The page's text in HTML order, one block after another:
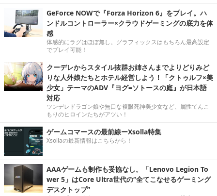
GeForce NOWで『Forza Horizon 6』をプレイ。ハ
ンドルコントローラー×クラウドゲーミングの底力を体
感
体感的にラグはほぼ無し。グラフィックスはもちろん最高設定
でプレイ可能！
クーデレからスタイル抜群お姉さんまでよりどりみど
りな人外娘たちとホテル経営しよう！「クトゥルフ×美
少女」テーマのADV『ヨグ=ソトースの庭』が日本語
対応
ツンデレドラゴン娘や無口な複眼死神美少女など、属性てんこ
もりのヒロインたちがアツい！
ゲームコマースの最前線ーXsolla特集
Xsollaの最新情報はこちらから！
AAAゲームも制作も妥協なし。「Lenovo Legion To
wer 5」はCore Ultra世代の“全てこなせるゲーミング
デスクトップ”